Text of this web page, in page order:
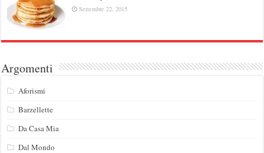
Settembre 22, 2015
Argomenti
Aforismi
Barzellette
Da Casa Mia
Dal Mondo